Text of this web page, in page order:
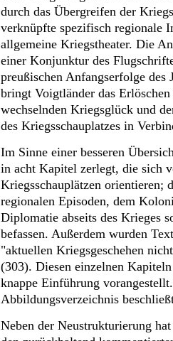
durch das Übergreifen der
verknüpfte spezifisch regionale
allgemeine Kriegstheater. Die
einer Konjunktur des
preußischen Anfangserfolge
bringt Voigtländer das
wechselnden Kriegsglück und
des Kriegsschauplatzes in
Im Sinne einer besseren
in acht Kapitel zerlegt, die sich
Kriegsschauplätzen
regionalen Episoden, dem
Diplomatie abseits des Krieges
befassen. Außerdem wurden
"aktuellen Kriegsgeschehen
(303). Diesen einzelnen
knappe Einführung
Abbildungsverzeichnis
Neben der Neustrukturierung